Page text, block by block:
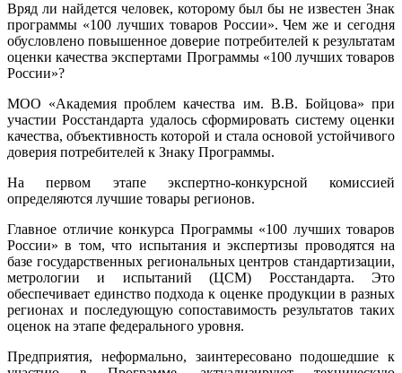
Вряд ли найдется человек, которому был бы не известен Знак
программы «100 лучших товаров России». Чем же и сегодня
обусловлено повышенное доверие потребителей к результатам
оценки качества экспертами Программы «100 лучших товаров
России»?
МОО «Академия проблем качества им. В.В. Бойцова» при
участии Росстандарта удалось сформировать систему оценки
качества, объективность которой и стала основой устойчивого
доверия потребителей к Знаку Программы.
На первом этапе экспертно-конкурсной комиссией
определяются лучшие товары регионов.
Главное отличие конкурса Программы «100 лучших товаров
России» в том, что испытания и экспертизы проводятся на
базе государственных региональных центров стандартизации,
метрологии и испытаний (ЦCM) Росстандарта. Это
обеспечивает единство подхода к оценке продукции в разных
регионах и последующую сопоставимость результатов таких
оценок на этапе федерального уровня.
Предприятия, неформально, заинтересовано подошедшие к